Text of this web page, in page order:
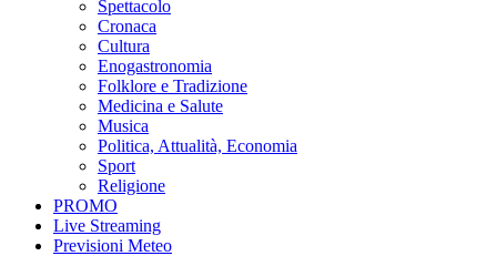
Spettacolo
Cronaca
Cultura
Enogastronomia
Folklore e Tradizione
Medicina e Salute
Musica
Politica, Attualità, Economia
Sport
Religione
PROMO
Live Streaming
Previsioni Meteo